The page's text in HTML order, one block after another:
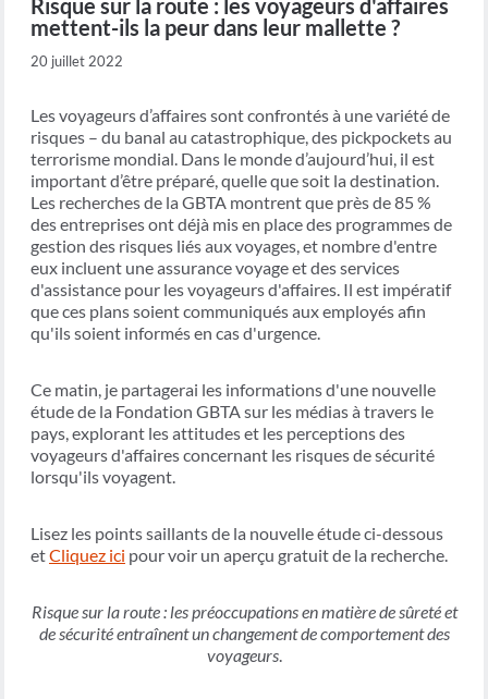
mettent-ils la peur dans leur mallette ?
20 juillet 2022
Les voyageurs d’affaires sont confrontés à une variété de
risques – du banal au catastrophique, des pickpockets au
terrorisme mondial. Dans le monde d’aujourd’hui, il est
important d’être préparé, quelle que soit la destination.
Les recherches de la GBTA montrent que près de 85 %
des entreprises ont déjà mis en place des programmes de
gestion des risques liés aux voyages, et nombre d'entre
eux incluent une assurance voyage et des services
d'assistance pour les voyageurs d'affaires. Il est impératif
que ces plans soient communiqués aux employés afin
qu'ils soient informés en cas d'urgence.
Ce matin, je partagerai les informations d'une nouvelle
étude de la Fondation GBTA sur les médias à travers le
pays, explorant les attitudes et les perceptions des
voyageurs d'affaires concernant les risques de sécurité
lorsqu'ils voyagent.
Lisez les points saillants de la nouvelle étude ci-dessous
etCliquez ici pour voir un aperçu gratuit de la recherche.
Risque sur la route : les préoccupations en matière de sûreté et
de sécurité entraînent un changement de comportement des
voyageurs.